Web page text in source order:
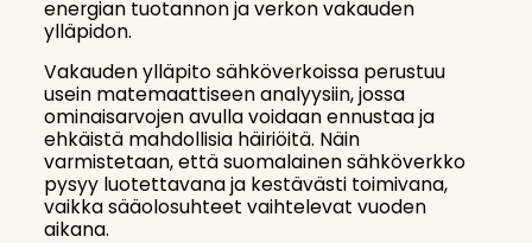
energian tuotannon ja verkon vakauden
ylläpidon.
Vakauden ylläpito sähköverkoissa perustuu
usein matemaattiseen analyysiin, jossa
ominaisarvojen avulla voidaan ennustaa ja
ehkäistä mahdollisia häiriöitä. Näin
varmistetaan, että suomalainen sähköverkko
pysyy luotettavana ja kestävästi toimivana,
vaikka sääolosuhteet vaihtelevat vuoden
aikana.